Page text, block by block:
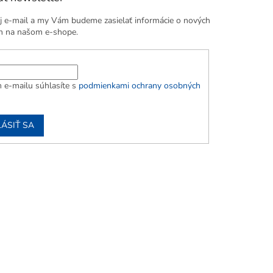
e-mail a my Vám budeme zasielať informácie o nových
na našom e-shope.
e-mailu súhlasíte s podmienkami ochrany osobných
SA